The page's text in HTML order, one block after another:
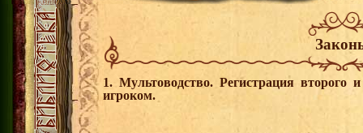
1. Мультоводство. Регистрация второго
игроком.